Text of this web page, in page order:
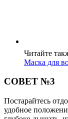
Читайте
Маска для
СОВЕТ №3
Постарайтесь
удобное